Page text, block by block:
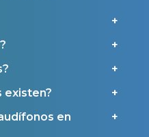
existen?
en
Castilla-La Mancha
en Andalucía
en La Rioja